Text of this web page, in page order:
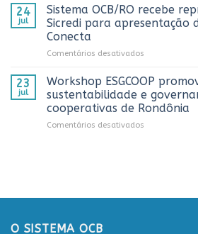
de
comunicação
cooperativista
no
AnuárioCoop
2026
OCB/RO
prestigia
Caminhoneiro
promovida
pela
Cooperativa
24
jul
Sistema OCB/RO recebe
Sicredi para apresentação
Conecta
Comentários desativados
OCB/RO
recebe
representantes
do
Conecta
23
jul
Workshop ESGCOOP
sustentabilidade e
cooperativas de Rondônia
Comentários desativados
O SISTEMA OCB